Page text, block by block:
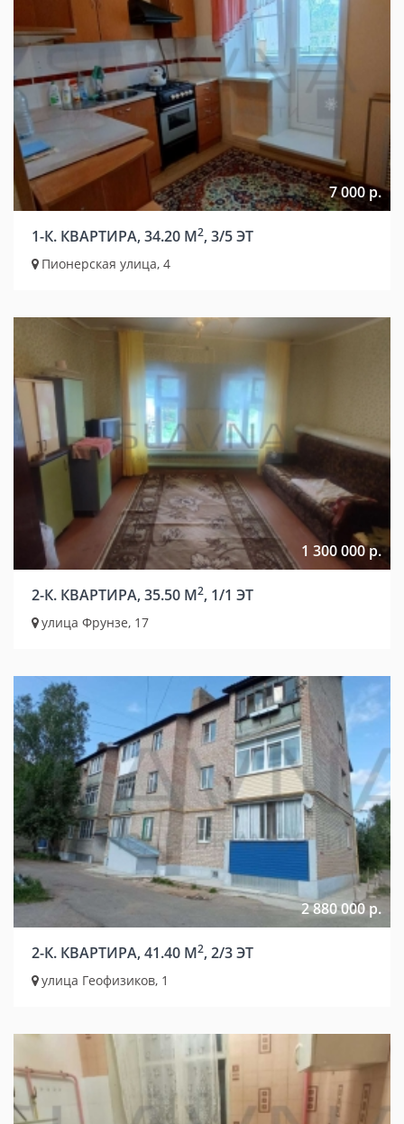
7 000 р.
1-К. КВАРТИРА, 34.20 М2, 3/5 ЭТ
Пионерская улица, 4
1 300 000 р.
2-К. КВАРТИРА, 35.50 М2, 1/1 ЭТ
улица Фрунзе, 17
2 880 000 р.
2-К. КВАРТИРА, 41.40 М2, 2/3 ЭТ
улица Геофизиков, 1